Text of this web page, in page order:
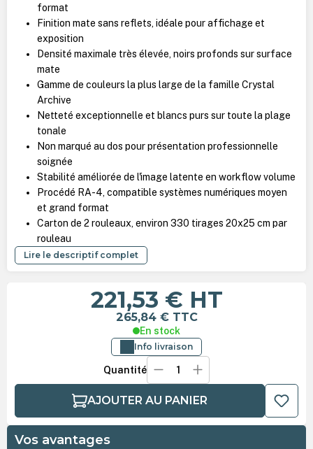
format
Finition mate sans reflets, idéale pour affichage et
exposition
Densité maximale très élevée, noirs profonds sur surface
mate
Gamme de couleurs la plus large de la famille Crystal
Archive
Netteté exceptionnelle et blancs purs sur toute la plage
tonale
Non marqué au dos pour présentation professionnelle
soignée
Stabilité améliorée de l'image latente en workflow volume
Procédé RA-4, compatible systèmes numériques moyen
et grand format
Carton de 2 rouleaux, environ 330 tirages 20x25 cm par
rouleau
Lire le descriptif complet
221,53 € HT
265,84 € TTC
En stock
Info livraison
Quantité
AJOUTER AU PANIER
Vos avantages